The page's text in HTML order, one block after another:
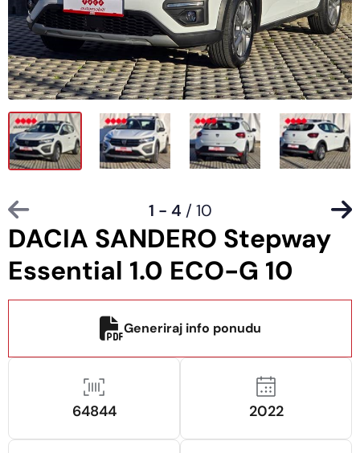
DACIA SANDERO Stepway
Essential 1.0 ECO-G 10
1 - 4 / 10
Generiraj info ponudu
64844 2022